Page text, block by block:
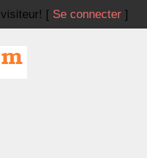
visiteur! [ Se connecter]